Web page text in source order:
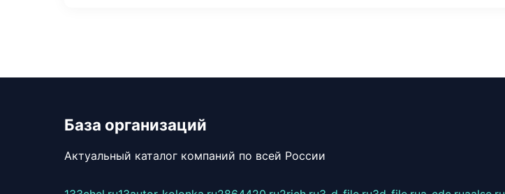
База организаций
Актуальный каталог компаний по всей России